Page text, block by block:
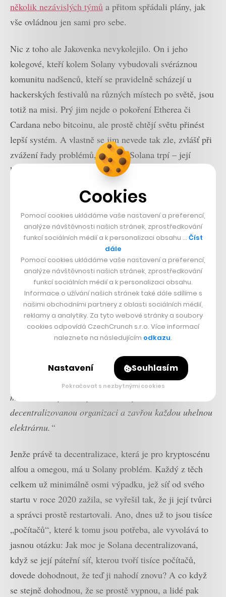
několik nezávislých týmů a přitom spřádali plány, jak
vše ovládnou jen sami pro sebe.
Nic z toho ale Jakovenka nevykolejilo. On i jeho
kolegové, kteří kolem Solany vybudovali svéráznou
komunitu nadšenců, kteří se pravidelně scházejí u
hackerských festivalů na různých místech po světě, jsou
totiž na misi. Prý jim nejde o pokoření Etherea či
Cardana nebo bitcoinu, ale prostě chtějí světu přinést
lepší systém. A vlastně se jim nevede tak zle, zvlášť při
zvážení řady problémů, kterými Solana trpí – její
kryptoměna SOL je za poslední rok dole o 80 procent,
propadly o 60 procent, ale na úrovni konkurentů
Cardano nebo Polkadot.
Přečtěte si také
Nová éra Etherea.
Kryptoměna sníží spotřebu
energie o 99,95 %
Když se novináři z Fortune Jakovenka zeptali, jak si
představuje kryptoměnovou budoucnost za deset let,
něco jako operační systém, nad nímž si lidé budou
tvořit… Ideální scénář je, že krypto bude držet přes
miliardu lidí po celé planetě. Ti spolu utvoří
decentralizovanou organizaci a zavřou každou uhelnou
elektrárnu.“
Jenže právě ta decentralizace, která je pro kryptoscénu
alfou a omegou, má u Solany problém. Každý z těch
celkem už minimálně osmi výpadku, jež síť od svého
startu v roce 2020 zažila, se vyřešil tak, že ji její tvůrci
a správci prostě restartovali. Ano, dnes už to jsou tisíce
„počítačů“, které k tomu jsou potřeba, ale vyvolává to
jasnou otázku: Jak moc je Solana decentralizovaná,
když se její páteřní síť, kterou tvoří tisíce počítačů,
dovede dohodnout, že teď ji nahodí znovu? A co když
se stejně dohodnou, že se prostě vypnou, a lidé pak
Cookies
Pomocí cookies ukládáme vaše nastavení a preferencí,
analýze návštěvnosti našich stránek, zprostředkování
funkcí sociálních médií a k personalizaci obsahu … Číst
dále
Pomocí cookies ukládáme vaše nastavení a preferencí,
analýze návštěvnosti našich stránek, zprostředkování
funkcí sociálních médií a k personalizaci obsahu.
Informace o užívání našich stránek také dále sdílíme s
našimi obchodními partnery z oblasti sociálních médií,
reklamy a analytiky. Za tyto webové stránky a soubory
cookies odpovídá CzechCrunch s.r.o. Více informací
naleznete na následujícím odkazu.
Nastavení Souhlasím
Pokračovat s nezbytnými cookies